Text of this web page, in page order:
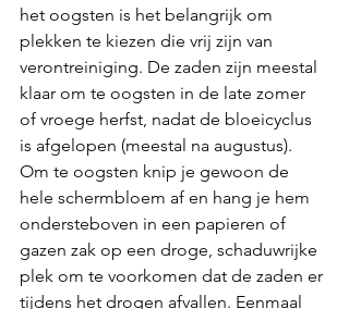
het oogsten is het belangrijk om
plekken te kiezen die vrij zijn van
verontreiniging. De zaden zijn meestal
klaar om te oogsten in de late zomer
of vroege herfst, nadat de bloeicyclus
is afgelopen (meestal na augustus).
Om te oogsten knip je gewoon de
hele schermbloem af en hang je hem
ondersteboven in een papieren of
gazen zak op een droge, schaduwrijke
plek om te voorkomen dat de zaden er
tijdens het drogen afvallen. Eenmaal